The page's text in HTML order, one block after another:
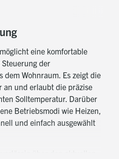
eine komfortable
der
dem Wohnraum. Es zeigt die
an und erlaubt die präzise
Solltemperatur. Darüber
Betriebsmodi wie Heizen,
und einfach ausgewählt